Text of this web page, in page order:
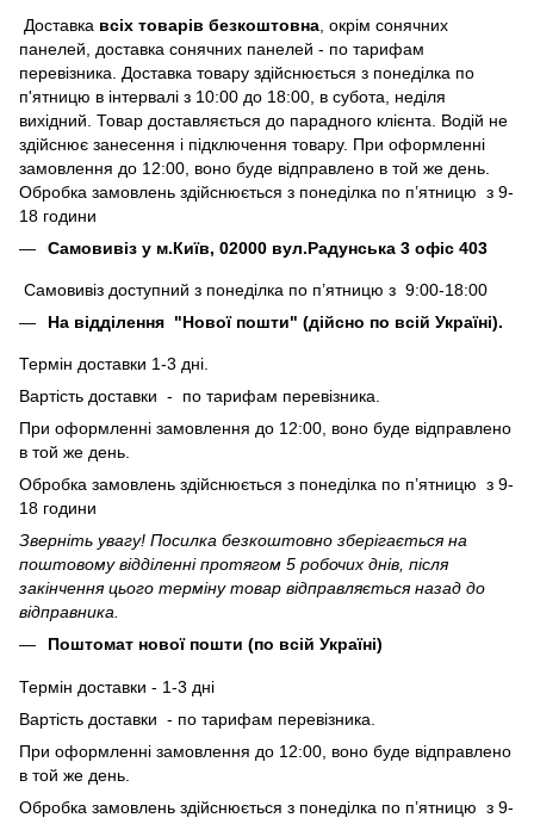
Доставка всіх товарів безкоштовна , окрім сонячних
панелей, доставка сонячних панелей - по тарифам
перевізника. Доставка товару здійснюється з понеділка по
п'ятницю в інтервалі з 10:00 до 18:00, в субота, неділя
вихідний. Товар доставляється до парадного клієнта. Водій не
здійснює занесення і підключення товару. При оформленні
замовлення до 12:00, воно буде відправлено в той же день.
Обробка замовлень здійснюється з понеділка по п’ятницю з 9-
18 години
Самовивіз у м.Київ, 02000 вул.Радунська 3 офіс 403
Самовивіз доступний з понеділка по п’ятницю з 9:00-18:00
На відділення "Нової пошти" (дійсно по всій Україні).
Термін доставки 1-3 дні.
Вартість доставки - по тарифам перевізника.
При оформленні замовлення до 12:00, воно буде відправлено
в той же день.
Обробка замовлень здійснюється з понеділка по п’ятницю з 9-
18 години
Зверніть увагу! Посилка безкоштовно зберігається на
поштовому відділенні протягом 5 робочих днів, після
закінчення цього терміну товар відправляється назад до
відправника.
Поштомат нової пошти (по всій Україні)
Термін доставки - 1-3 дні
Вартість доставки - по тарифам перевізника.
При оформленні замовлення до 12:00, воно буде відправлено
в той же день.
Обробка замовлень здійснюється з понеділка по п’ятницю з 9-